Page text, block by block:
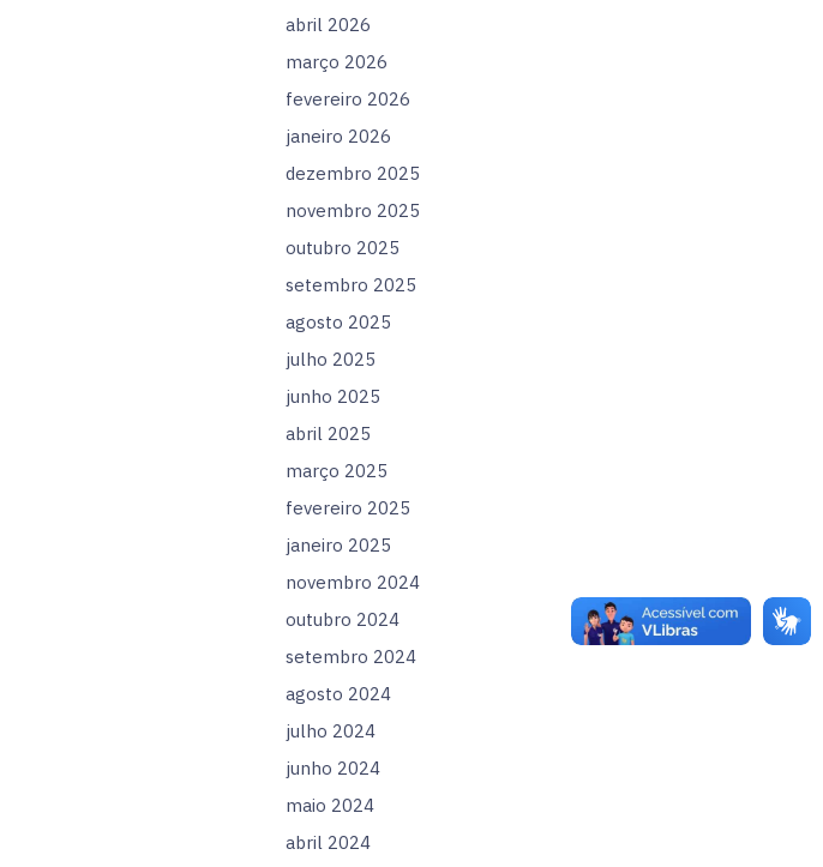
abril 2026
março 2026
fevereiro 2026
janeiro 2026
dezembro 2025
novembro 2025
outubro 2025
setembro 2025
agosto 2025
julho 2025
junho 2025
abril 2025
março 2025
fevereiro 2025
janeiro 2025
novembro 2024
outubro 2024
setembro 2024
agosto 2024
julho 2024
junho 2024
maio 2024
abril 2024